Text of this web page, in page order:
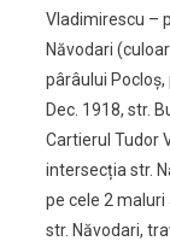
Vladimirescu –
Năvodari
pârâului
Dec. 1918, str.
Cartierul Tudor
intersecția str.
pe cele 2
str. Năvodari,